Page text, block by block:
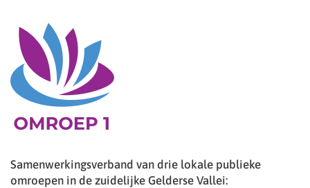
Samenwerkingsverband van drie lokale publieke
omroepen in de zuidelijke Gelderse Vallei: